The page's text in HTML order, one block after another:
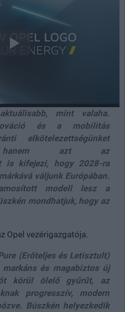
mint valaha.
és a mobilitás
elkötelezettségünket
hanem azt az
is kifejezi, hogy 2028-ra
váljunk Európában.
modell lesz a
mondhatjuk, hogy az
Opel vezérigazgatója.
(Erőteljes és Letisztult)
és magabiztos új
körül ölelő gyűrűt, az
progresszív, modern
Büszkén helyezkedik